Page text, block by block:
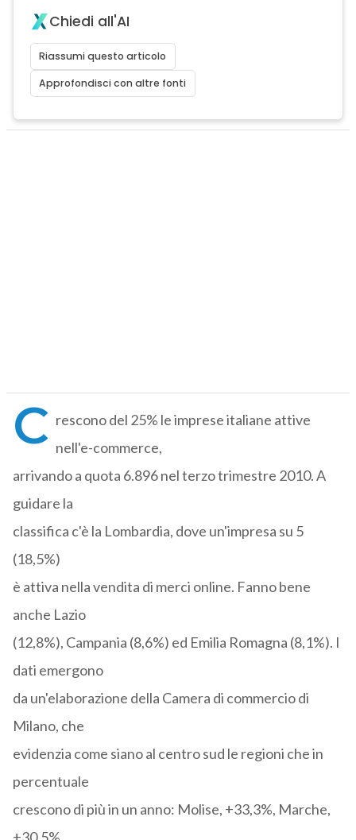
Chiedi all'AI
Riassumi questo articolo
Approfondisci con altre fonti
C rescono del 25% le imprese italiane attive
nell'e-commerce,
arrivando a quota 6.896 nel terzo trimestre 2010. A
guidare la
classifica c'è la Lombardia, dove un'impresa su 5
(18,5%)
è attiva nella vendita di merci online. Fanno bene
anche Lazio
(12,8%), Campania (8,6%) ed Emilia Romagna (8,1%). I
dati emergono
da un'elaborazione della Camera di commercio di
Milano, che
evidenzia come siano al centro sud le regioni che in
percentuale
crescono di più in un anno: Molise, +33,3%, Marche,